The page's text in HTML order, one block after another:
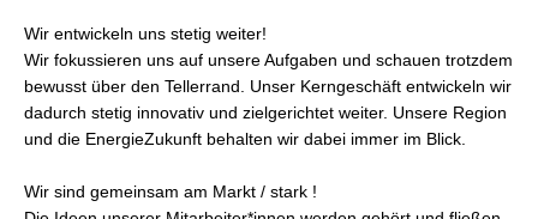
Wir entwickeln uns stetig weiter!
Wir fokussieren uns auf unsere Aufgaben und schauen trotzdem
bewusst über den Tellerrand. Unser Kerngeschäft entwickeln wir
dadurch stetig innovativ und zielgerichtet weiter. Unsere Region
und die EnergieZukunft behalten wir dabei immer im Blick.
Wir sind gemeinsam am Markt / stark !